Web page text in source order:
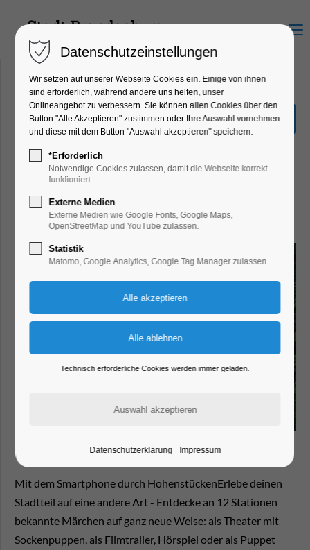
Menu
Märchen einmal anders
Kinder, Jugend, Mitmach-Aktion
13.02.2026, 00:01–23:59
Eintritt frei
Mit dem Smartphone durch HohenstückenErlebe deinen
Stadtteil auf eine andere Art - Entdecke an 12 Stationen
bekannte Märchen auf ganz neue Weise: als Theater mit
Sockenpuppen, als Filmtrailer, Hörspiel oder als Puppet
Datenschutzeinstellungen
Wir setzen auf unserer Webseite Cookies ein. Einige von ihnen
sind erforderlich, während andere uns helfen, unser
Onlineangebot zu verbessern. Sie können allen Cookies über den
Button "Alle Akzeptieren" zustimmen oder Ihre Auswahl vornehmen
und diese mit dem Button "Auswahl akzeptieren" speichern.
*Erforderlich
Notwendige Cookies zulassen, damit die Webseite korrekt
funktioniert.
Externe Medien
Externe Medien wie Google Fonts, Google Maps,
OpenStreetMap und YouTube zulassen.
Statistik
Matomo, Google Analytics, Google Tag Manager zulassen.
Technisch erforderliche Cookies werden immer geladen.
Datenschutzerklärung Impressum